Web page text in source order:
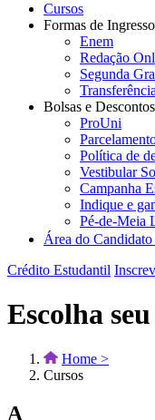
Cursos
Formas de Ingresso
Enem
Redação
Segunda
Bolsas e Descontos
ProUni
Política de
Vestibular
Campanha
Indique e
Pé-de-Meia
Área do Candidato
Crédito Estudantil
Escolha
Home >
Cursos
A